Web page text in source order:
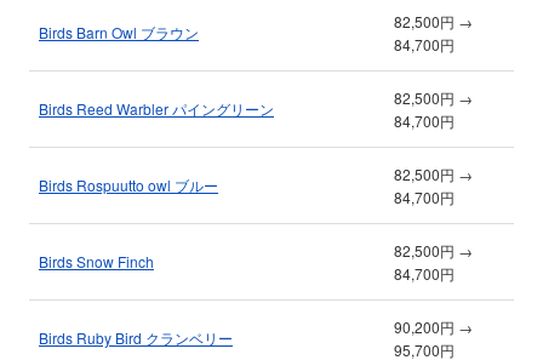
Birds Barn Owl ブラウン
82,500円 →
84,700円
Birds Reed Warbler パイングリーン
82,500円 →
84,700円
Birds Rospuutto owl ブルー
82,500円 →
84,700円
Birds Snow Finch
82,500円 →
84,700円
Birds Ruby Bird クランベリー
90,200円 →
95,700円